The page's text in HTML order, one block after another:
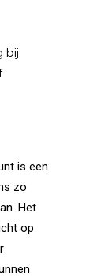
bij
is een
zo
Het
op